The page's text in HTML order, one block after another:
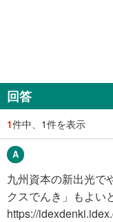
回答
1件中、1件を表示
九州資本の新出光で
クスでんき」もよい
https://